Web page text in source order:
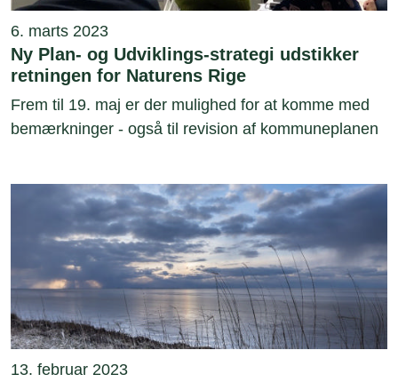
6. marts 2023
Ny Plan- og Udviklings-strategi udstikker
retningen for Naturens Rige
Frem til 19. maj er der mulighed for at komme med
bemærkninger - også til revision af kommuneplanen
13. februar 2023